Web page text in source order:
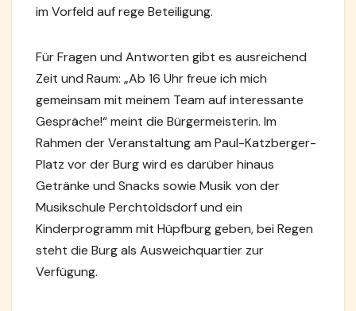
im Vorfeld auf rege Beteiligung.
Für Fragen und Antworten gibt es ausreichend
Zeit und Raum: „Ab 16 Uhr freue ich mich
gemeinsam mit meinem Team auf interessante
Gespräche!“ meint die Bürgermeisterin. Im
Rahmen der Veranstaltung am Paul-Katzberger-
Platz vor der Burg wird es darüber hinaus
Getränke und Snacks sowie Musik von der
Musikschule Perchtoldsdorf und ein
Kinderprogramm mit Hüpfburg geben, bei Regen
steht die Burg als Ausweichquartier zur
Verfügung.